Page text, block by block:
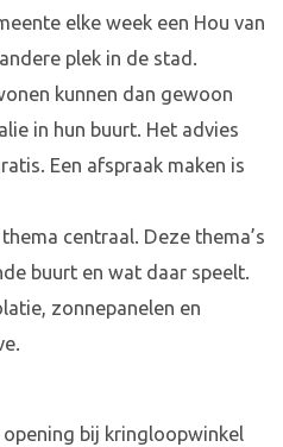
elke week een Hou van
plek in de stad.
kunnen dan gewoon
in hun buurt. Het advies
Een afspraak maken is
centraal. Deze thema’s
buurt en wat daar speelt.
zonnepanelen en
bij kringloopwinkel